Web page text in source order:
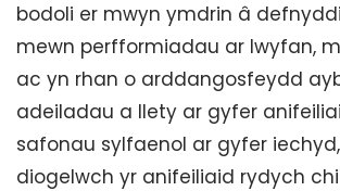
bodoli er mwyn ymdrin â
mewn perfformiadau ar lwyfan,
ac yn rhan o arddangosfeydd
adeiladau a llety ar gyfer
safonau sylfaenol ar gyfer
diogelwch yr anifeiliaid rydych